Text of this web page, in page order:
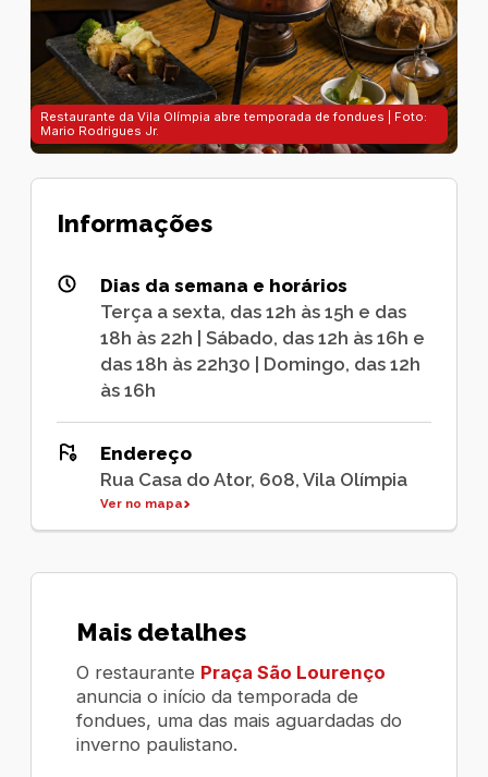
Restaurante da Vila Olímpia abre temporada de fondues | Foto:
Mario Rodrigues Jr.
Informações
Dias da semana e horários
Terça a sexta, das 12h às 15h e das
18h às 22h | Sábado, das 12h às 16h e
das 18h às 22h30 | Domingo, das 12h
às 16h
Endereço
Rua Casa do Ator, 608, Vila Olímpia
Ver no mapa
Mais detalhes
O restaurante Praça São Lourenço
anuncia o início da temporada de
fondues, uma das mais aguardadas do
inverno paulistano.